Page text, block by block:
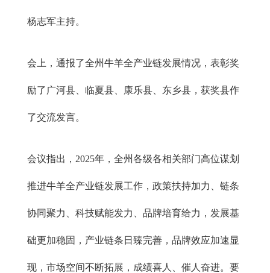
杨志军主持。
会上，通报了全州牛羊全产业链发展情况，表彰奖
励了广河县、临夏县、康乐县、东乡县，获奖县作
了交流发言。
会议指出，2025年，全州各级各相关部门高位谋划
推进牛羊全产业链发展工作，政策扶持加力、链条
协同聚力、科技赋能发力、品牌培育给力，发展基
础更加稳固，产业链条日臻完善，品牌效应加速显
现，市场空间不断拓展，成绩喜人、催人奋进。要